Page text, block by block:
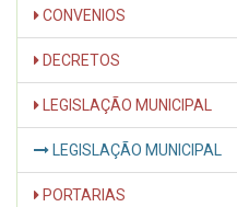
CONVENIOS
DECRETOS
LEGISLAÇÃO MUNICIPAL
LEGISLAÇÃO MUNICIPAL
PORTARIAS